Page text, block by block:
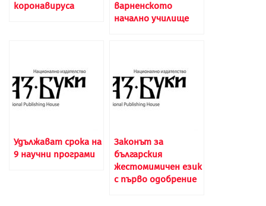
коронавируса
варненското
начално училище
Удължават срока на
9 научни програми
Законът за
българския
жестомимичен език
с първо одобрение